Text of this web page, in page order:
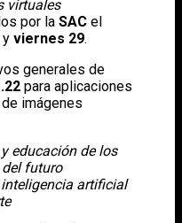
virtuales
por laSAC el
yviernes 29.
generales de
para aplicaciones
imágenes
educación de los
futuro
artificial